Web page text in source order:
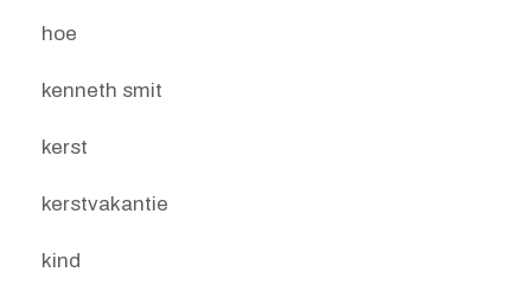
hoe
kenneth smit
kerst
kerstvakantie
kind